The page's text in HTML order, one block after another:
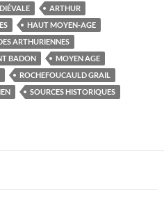
ARTHUR
HAUT MOYEN-AGE
ARTHURIENNES
BADON
MOYEN AGE
ROCHEFOUCAULD GRAIL
SOURCES HISTORIQUES